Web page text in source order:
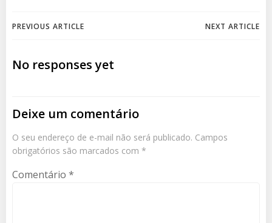
Post
navigation
PREVIOUS ARTICLE NEXT ARTICLE
No responses yet
Deixe um comentário
O seu endereço de e-mail não será publicado. Campos
obrigatórios são marcados com *
Comentário *